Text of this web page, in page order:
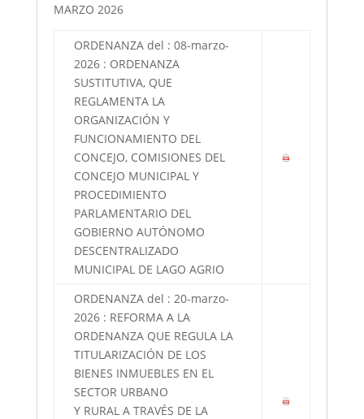
MARZO 2026
ORDENANZA del : 08-marzo-
2026 : ORDENANZA
SUSTITUTIVA, QUE
REGLAMENTA LA
ORGANIZACIÓN Y
FUNCIONAMIENTO DEL
CONCEJO, COMISIONES DEL
CONCEJO MUNICIPAL Y
PROCEDIMIENTO
PARLAMENTARIO DEL
GOBIERNO AUTÓNOMO
DESCENTRALIZADO
MUNICIPAL DE LAGO AGRIO
ORDENANZA del : 20-marzo-
2026 : REFORMA A LA
ORDENANZA QUE REGULA LA
TITULARIZACIÓN DE LOS
BIENES INMUEBLES EN EL
SECTOR URBANO
Y RURAL A TRAVÉS DE LA